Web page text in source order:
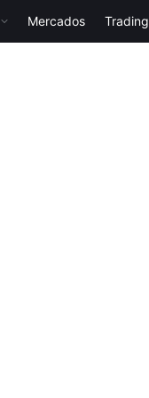
Mercados Trading